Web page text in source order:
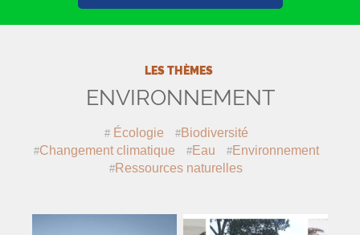
LES THÈMES
ENVIRONNEMENT
Écologie
Biodiversité
Changement climatique
Eau
Environnement
Ressources naturelles